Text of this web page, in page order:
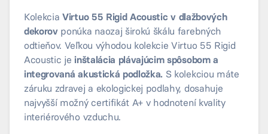
KolekciaVirtuo 55 Rigid Acoustic v dlažbových
dekorovponúka naozaj širokú škálu farebných
odtieňov. Veľkou výhodou kolekcie Virtuo 55 Rigid
Acoustic je inštalácia plávajúcim spôsobom a
integrovaná akustická podložka. S kolekciou máte
záruku zdravej a ekologickej podlahy, dosahuje
najvyšší možný certifikát A+ v hodnotení kvality
interiérového vzduchu.